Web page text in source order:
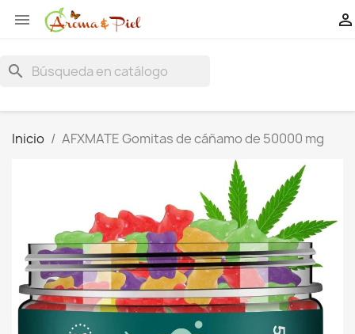
 
search
Inicio AFXMATE Gomitas de cáñamo de 50000 mg